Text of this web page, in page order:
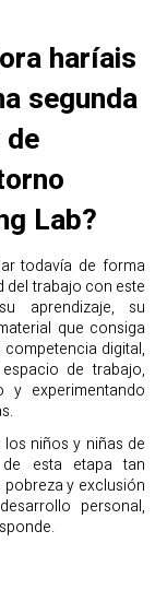
haríais
segunda
Lab?
todavía de forma
del trabajo con este
aprendizaje, su
que consiga
digital,
de trabajo,
y experimentando
niños y niñas de
esta etapa tan
y exclusión
personal,